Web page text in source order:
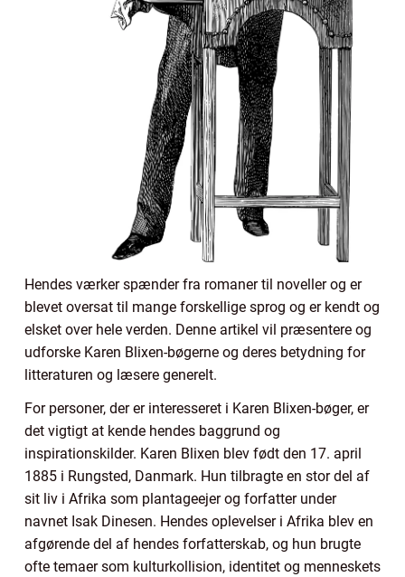
Hendes værker spænder fra romaner til noveller og er
blevet oversat til mange forskellige sprog og er kendt og
elsket over hele verden. Denne artikel vil præsentere og
udforske Karen Blixen-bøgerne og deres betydning for
litteraturen og læsere generelt.
For personer, der er interesseret i Karen Blixen-bøger, er
det vigtigt at kende hendes baggrund og
inspirationskilder. Karen Blixen blev født den 17. april
1885 i Rungsted, Danmark. Hun tilbragte en stor del af
sit liv i Afrika som plantageejer og forfatter under
navnet Isak Dinesen. Hendes oplevelser i Afrika blev en
afgørende del af hendes forfatterskab, og hun brugte
ofte temaer som kulturkollision, identitet og menneskets